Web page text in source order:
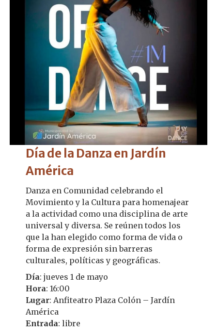
Día de la Danza en Jardín
América
Danza en Comunidad celebrando el
Movimiento y la Cultura para homenajear
a la actividad como una disciplina de arte
universal y diversa. Se reúnen todos los
que la han elegido como forma de vida o
forma de expresión sin barreras
culturales, políticas y geográficas.
Día: jueves 1 de mayo
Hora: 16:00
Lugar: Anfiteatro Plaza Colón – Jardín
América
Entrada: libre